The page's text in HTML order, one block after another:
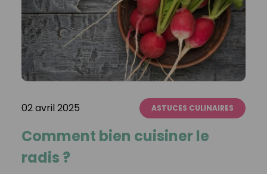
02 avril 2025 ASTUCES CULINAIRES
Comment bien cuisiner le
radis ?